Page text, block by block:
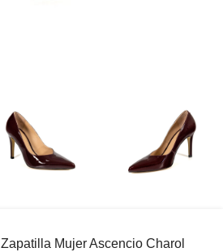
Zapatilla Mujer Ascencio Charol